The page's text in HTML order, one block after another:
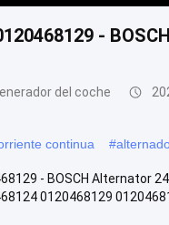
-
del coche
continua #
- BOSCH Alternator
0120468129